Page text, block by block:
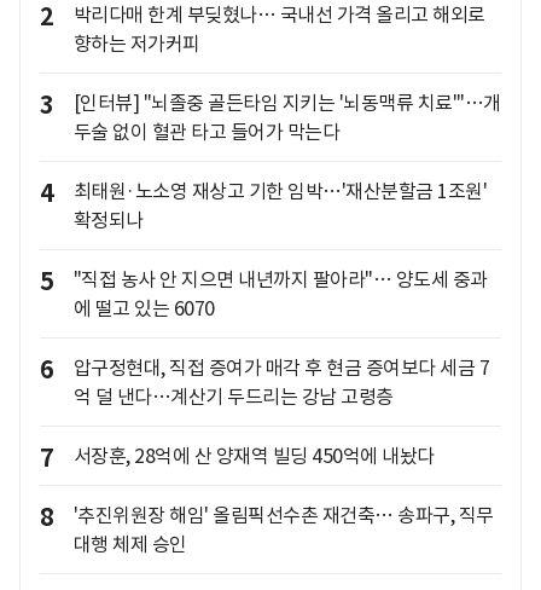
2
박리다매 한계 부딪혔나… 국내선 가격 올리고 해외로
향하는 저가커피
3
[인터뷰] "뇌졸중 골든타임 지키는 '뇌동맥류 치료'"…개
두술 없이 혈관 타고 들어가 막는다
4
최태원·노소영 재상고 기한 임박…'재산분할금 1조원'
확정되나
5
"직접 농사 안 지으면 내년까지 팔아라"… 양도세 중과
에 떨고 있는 6070
6
압구정현대, 직접 증여가 매각 후 현금 증여보다 세금 7
억 덜 낸다…계산기 두드리는 강남 고령층
7 서장훈, 28억에 산 양재역 빌딩 450억에 내놨다
8
'추진위원장 해임' 올림픽선수촌 재건축… 송파구, 직무
대행 체제 승인